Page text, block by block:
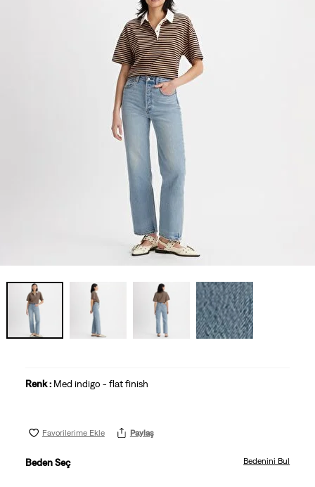
Renk : Med indigo - flat finish
Favorilerime Ekle Paylaş
Beden Seç Bedenini Bul